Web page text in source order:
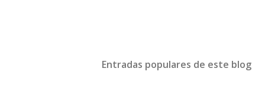
Entradas populares de este blog